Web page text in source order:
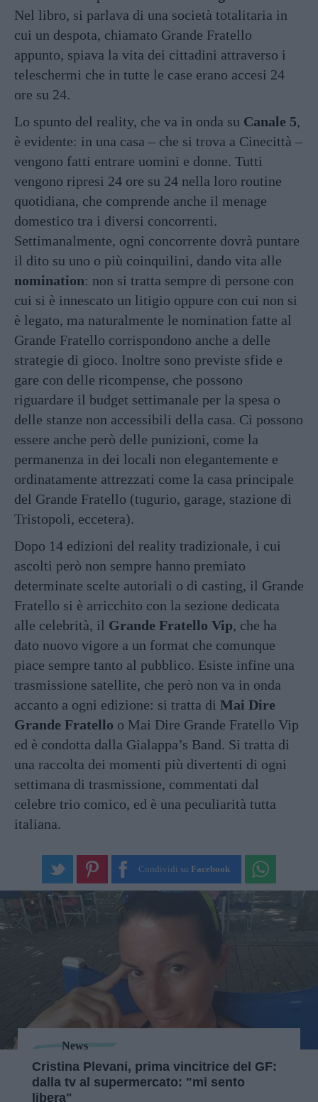
Condividi su Facebook
Nel libro, si parlava di una società totalitaria in
cui un despota, chiamato Grande Fratello
appunto, spiava la vita dei cittadini attraverso i
teleschermi che in tutte le case erano accesi 24
ore su 24.
Lo spunto del reality, che va in onda su Canale 5,
è evidente: in una casa – che si trova a Cinecittà –
vengono fatti entrare uomini e donne. Tutti
vengono ripresi 24 ore su 24 nella loro routine
quotidiana, che comprende anche il menage
domestico tra i diversi concorrenti.
Settimanalmente, ogni concorrente dovrà puntare
il dito su uno o più coinquilini, dando vita alle
nomination: non si tratta sempre di persone con
cui si è innescato un litigio oppure con cui non si
è legato, ma naturalmente le nomination fatte al
Grande Fratello corrispondono anche a delle
strategie di gioco. Inoltre sono previste sfide e
gare con delle ricompense, che possono
riguardare il budget settimanale per la spesa o
delle stanze non accessibili della casa. Ci possono
essere anche però delle punizioni, come la
permanenza in dei locali non elegantemente e
ordinatamente attrezzati come la casa principale
del Grande Fratello (tugurio, garage, stazione di
Tristopoli, eccetera).
Dopo 14 edizioni del reality tradizionale, i cui
ascolti però non sempre hanno premiato
determinate scelte autoriali o di casting, il Grande
Fratello si è arricchito con la sezione dedicata
alle celebrità, il Grande Fratello Vip, che ha
dato nuovo vigore a un format che comunque
piace sempre tanto al pubblico. Esiste infine una
trasmissione satellite, che però non va in onda
accanto a ogni edizione: si tratta di Mai Dire
Grande Fratello o Mai Dire Grande Fratello Vip
ed è condotta dalla Gialappa’s Band. Si tratta di
una raccolta dei momenti più divertenti di ogni
settimana di trasmissione, commentati dal
celebre trio comico, ed è una peculiarità tutta
italiana.
News
Cristina Plevani, prima vincitrice del GF:
dalla tv al supermercato: "mi sento
libera"